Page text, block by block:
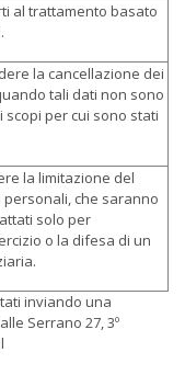
al trattamento basato
la cancellazione dei
tali dati non sono
per cui sono stati
la limitazione del
che saranno
solo per
o la difesa di un
inviando una
Serrano 27, 3º